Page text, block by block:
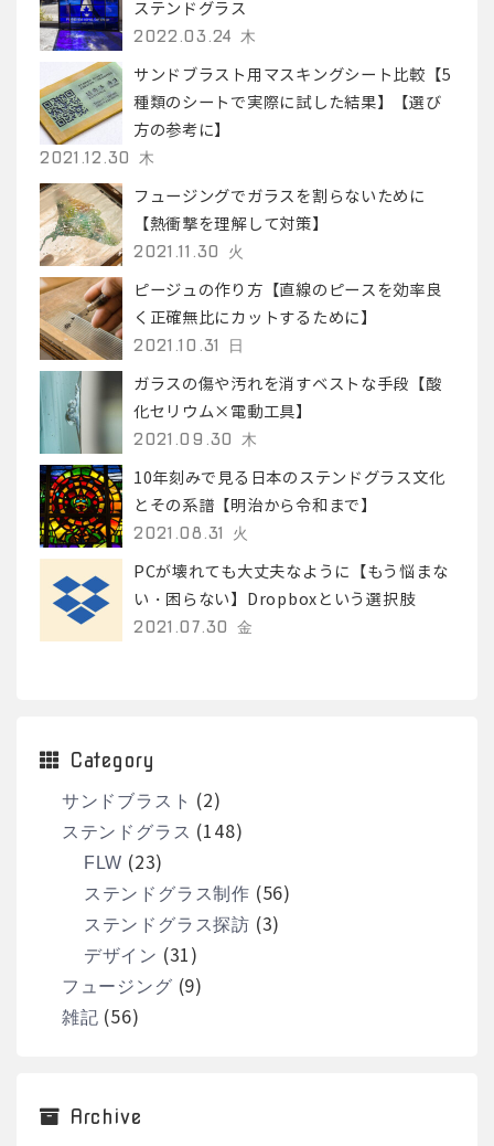
ステンドグラス
2022.03.24 木
サンドブラスト用マスキングシート比較【5
種類のシートで実際に試した結果】【選び
方の参考に】
2021.12.30 木
フュージングでガラスを割らないために
【熱衝撃を理解して対策】
2021.11.30 火
ピージュの作り方【直線のピースを効率良
く正確無比にカットするために】
2021.10.31 日
ガラスの傷や汚れを消すベストな手段【酸
化セリウム×電動工具】
2021.09.30 木
10年刻みで見る日本のステンドグラス文化
とその系譜【明治から令和まで】
2021.08.31 火
PCが壊れても大丈夫なように【もう悩まな
い・困らない】Dropboxという選択肢
2021.07.30 金
Category
サンドブラスト (2)
ステンドグラス (148)
FLW (23)
ステンドグラス制作 (56)
ステンドグラス探訪 (3)
デザイン (31)
フュージング (9)
雑記 (56)
Archive